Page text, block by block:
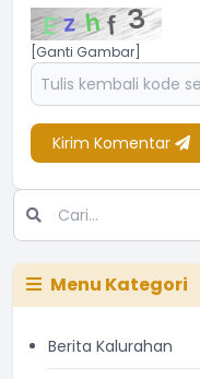
[Ganti Gambar]
Kirim Komentar
Menu Kategori
Berita Kalurahan